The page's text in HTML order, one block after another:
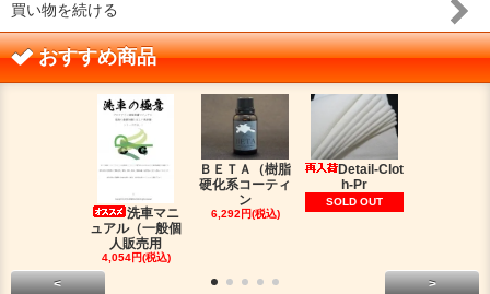
買い物を続ける
おすすめ商品
洗車マニ
ュアル（一般個
人販売用
4,054円(税込)
ＢＥＴＡ（樹脂
硬化系コーティ
ン
6,292円(税込)
Detail-Clot
h-Pr
SOLD OUT
< >